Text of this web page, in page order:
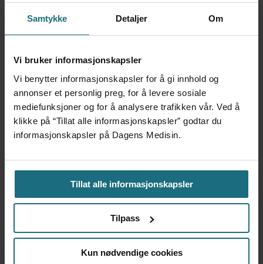
Samtykke Detaljer Om
Vi bruker informasjonskapsler
Vi benytter informasjonskapsler for å gi innhold og
annonser et personlig preg, for å levere sosiale
mediefunksjoner og for å analysere trafikken vår. Ved å
klikke på “Tillat alle informasjonskapsler” godtar du
informasjonskapsler på Dagens Medisin.
Tillat alle informasjonskapsler
Tilpass
Kun nødvendige cookies
Foretaksreformen må vurderes
i pasientenes perspektiv
Kvalitet er ikke motstykket til
økonomi